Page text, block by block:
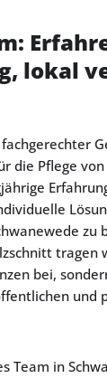
lokal
die Pflege
zu
tragen
bei,
und
Team in